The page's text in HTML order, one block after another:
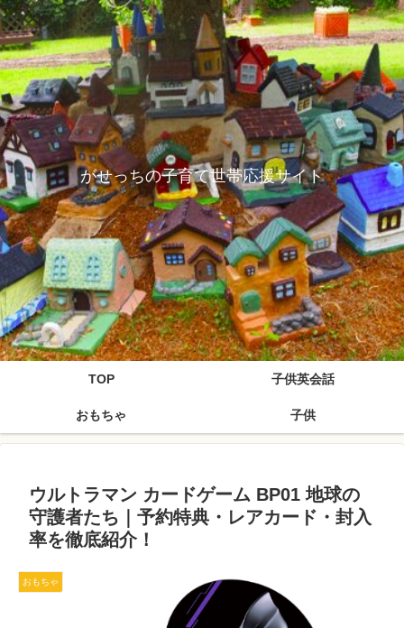
がせっちの子育て世帯応援サイト
TOP 子供英会話
おもちゃ 子供
ウルトラマン カードゲーム BP01 地球の
守護者たち｜予約特典・レアカード・封入
率を徹底紹介！
おもちゃ